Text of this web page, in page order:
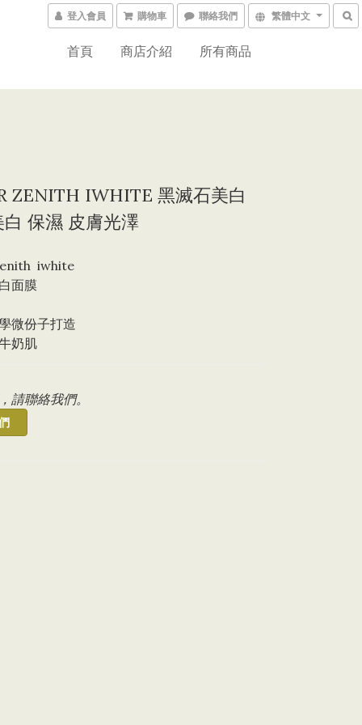
登入會員 購物車 聯絡我們 繁體中文
首頁 商店介紹 所有商品
ZENITH IWHITE 黑滅石美白
保濕 皮膚光澤
iwhite
面膜
微份子打造
奶肌
請聯絡我們。